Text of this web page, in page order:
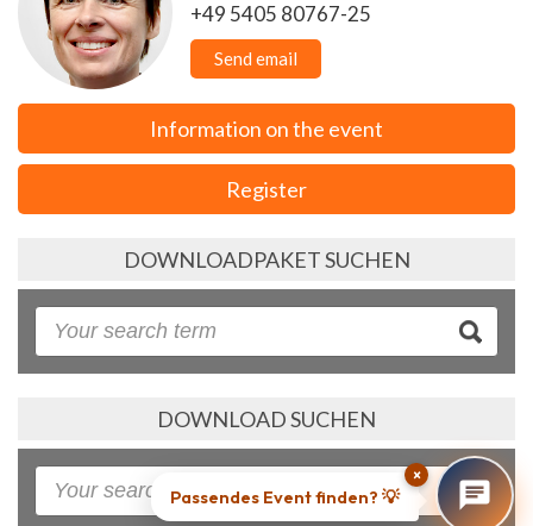
+49 5405 80767-25
Send email
Information on the event
Register
DOWNLOADPAKET SUCHEN
DOWNLOAD SUCHEN
×
Passendes Event finden? 💡